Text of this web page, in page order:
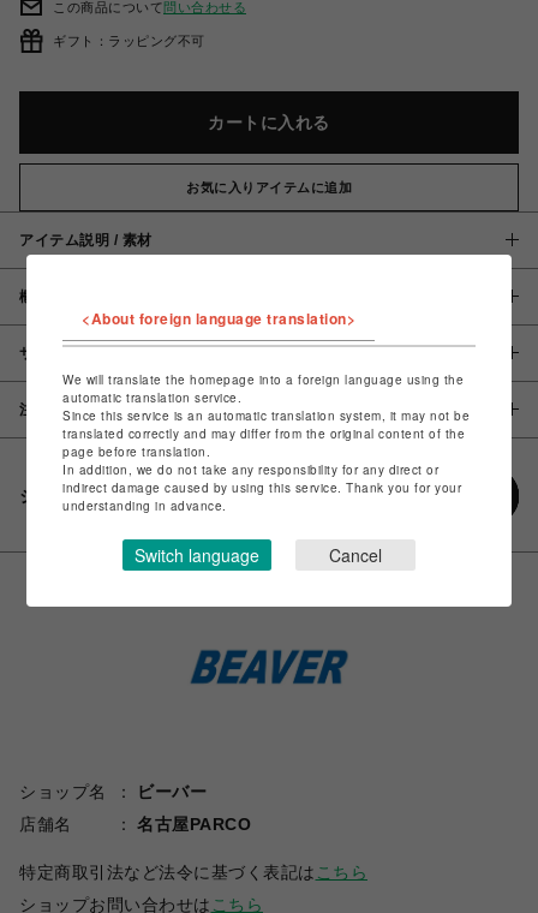
この商品について問い合わせる
ギフト：ラッピング不可
カートに入れる
お気に入りアイテムに追加
アイテム説明 / 素材
概要
サイズ
注意事項
シェアする
ショップ名
ビーバー
店舗名
名古屋PARCO
特定商取引法など法令に基づく表記は こちら
ショップお問い合わせは こちら
<About foreign language translation>
We will translate the homepage into a foreign language using the
automatic translation service.
Since this service is an automatic translation system, it may not be
translated correctly and may differ from the original content of the
page before translation.
In addition, we do not take any responsibility for any direct or
indirect damage caused by using this service. Thank you for your
understanding in advance.
Switch language Cancel